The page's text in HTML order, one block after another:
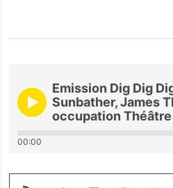
Emission Dig Dig
Sunbather, James
occupation
00:00